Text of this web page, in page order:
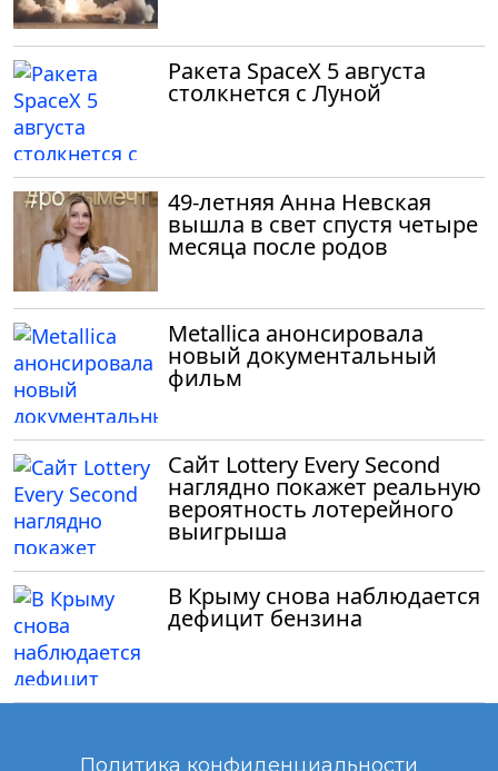
Ракета SpaceX 5 августа
столкнется с Луной
49-летняя Анна Невская
вышла в свет спустя четыре
месяца после родов
Metallica анонсировала
новый документальный
фильм
Сайт Lottery Every Second
наглядно покажет реальную
вероятность лотерейного
выигрыша
В Крыму снова наблюдается
дефицит бензина
Политика конфиденциальности